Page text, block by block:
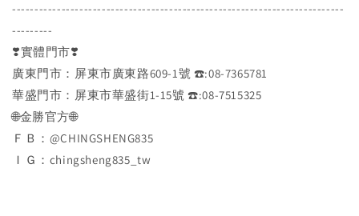
--------------------------------------------------------------------------
---------
❣️實體門市❣️
廣東門市：屏東市廣東路609-1號 ☎️:08-7365781
華盛門市：屏東市華盛街1-15號 ☎️:08-7515325
🌐金勝官方🌐
ＦＢ：@CHINGSHENG835
ＩＧ：chingsheng835_tw